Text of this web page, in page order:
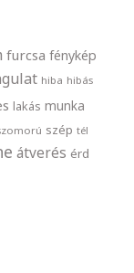
furcsa fénykép
hiba hibás
lakás munka
szép tél
átverés érd